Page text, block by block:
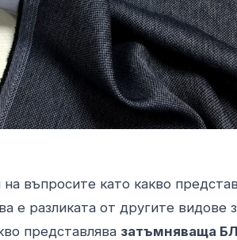
въпросите като какво
е разликата от другите видове
представлява затъмняваща